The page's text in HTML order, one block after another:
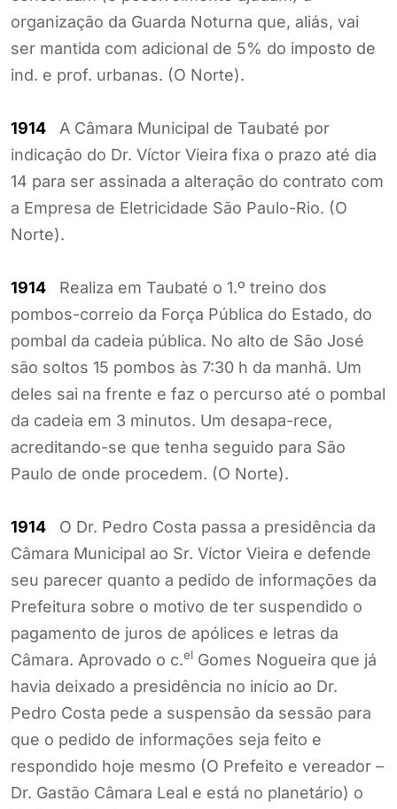
organização da Guarda Noturna que, aliás, vai
ser mantida com adicional de 5% do imposto de
ind. e prof. urbanas. (O Norte).
1914 A Câmara Municipal de Taubaté por
indicação do Dr. Víctor Vieira fixa o prazo até dia
14 para ser assinada a alteração do contrato com
a Empresa de Eletricidade São Paulo-Rio. (O
Norte).
1914 Realiza em Taubaté o 1.º treino dos
pombos-correio da Força Pública do Estado, do
pombal da cadeia pública. No alto de São José
são soltos 15 pombos às 7:30 h da manhã. Um
deles sai na frente e faz o percurso até o pombal
da cadeia em 3 minutos. Um desapa-rece,
acreditando-se que tenha seguido para São
Paulo de onde procedem. (O Norte).
1914 O Dr. Pedro Costa passa a presidência da
Câmara Municipal ao Sr. Víctor Vieira e defende
seu parecer quanto a pedido de informações da
Prefeitura sobre o motivo de ter suspendido o
pagamento de juros de apólices e letras da
Câmara. Aprovado o c.el Gomes Nogueira que já
havia deixado a presidência no início ao Dr.
Pedro Costa pede a suspensão da sessão para
que o pedido de informações seja feito e
respondido hoje mesmo (O Prefeito e vereador –
Dr. Gastão Câmara Leal e está no planetário) o